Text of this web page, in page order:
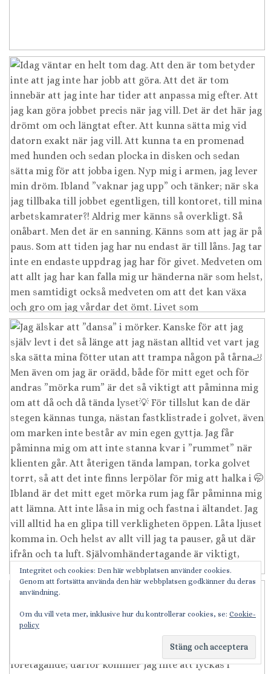
Integritet och cookies: Den här webbplatsen använder cookies.
Genom att fortsätta använda den här webbplatsen godkänner du deras
användning.
Om du vill veta mer, inklusive hur du kontrollerar cookies, se: Cookie-
policy